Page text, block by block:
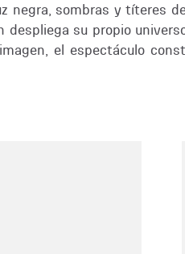
sombras y títeres
despliega su propio
el espectáculo